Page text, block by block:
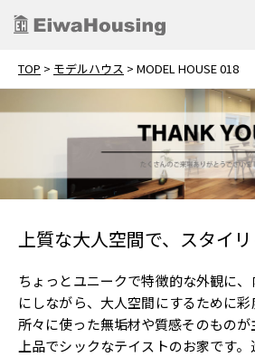
TOP > モデルハウス > MODEL HOUSE 018
上質な大人空間で、スタイ
ちょっとユニークで特徴的な外観に
にしながら、大人空間にするために彩
所々に使った無垢材や質感そのもの
上品でシックなテイストのお家です